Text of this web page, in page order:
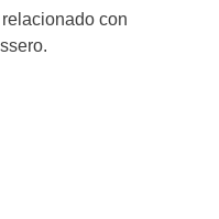
con